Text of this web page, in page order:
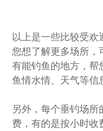
以上是一些比较受
您想了解更多场所，
有能钓鱼的地方，帮
鱼情水情、天气等信
另外，每个垂钓场
费，有的是按小时收